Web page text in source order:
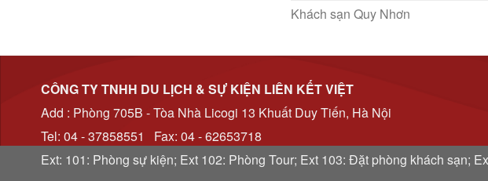
Khách sạn Quy Nhơn
CÔNG TY TNHH DU LỊCH & SỰ KIỆN LIÊN KẾT VIỆT
Add : Phòng 705B - Tòa Nhà Licogi 13 Khuất Duy Tiến, Hà Nội
Tel: 04 - 37858551 Fax: 04 - 62653718
Ext: 101: Phòng sự kiện; Ext 102: Phòng Tour; Ext 103: Đặt phòng khách sạn;